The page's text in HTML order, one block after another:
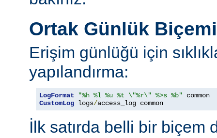
Ortak Günlük
Erişim günlüğü için
yapılandırma:
LogFormat "%h %l %u %t \"%r\" %>s %b"
CustomLog logs/access_log common
İlk satırda belli bir biçem